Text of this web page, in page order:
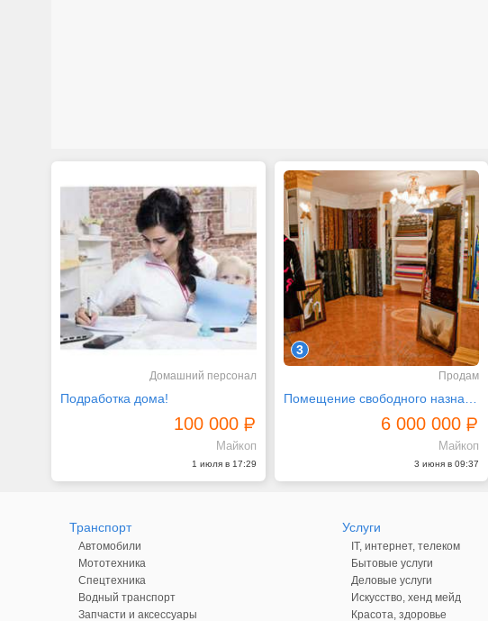
Домашний персонал
Подработка дома!
100 000
Майкоп
1 июля в 17:29
3
Продам
6 000 000
Майкоп
3 июня в 09:37
Транспорт
Автомобили
Мототехника
Спецтехника
Водный транспорт
Запчасти и аксессуары
Услуги
IT, интернет, телеком
Бытовые услуги
Деловые услуги
Искусство, хенд мейд
Красота, здоровье